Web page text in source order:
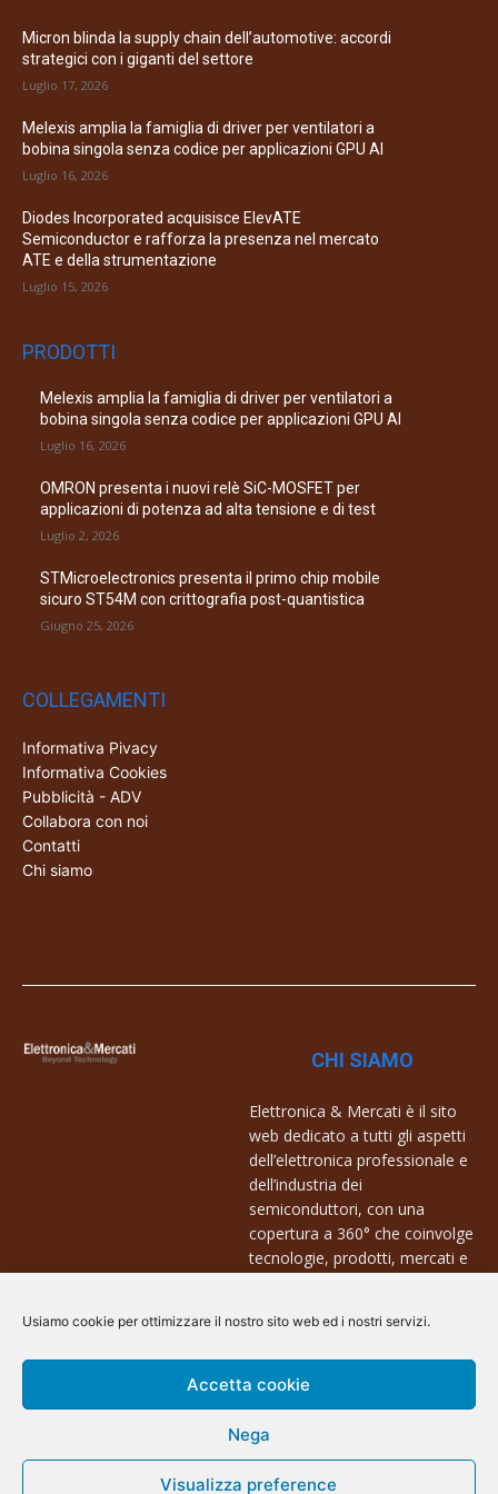
Usiamo cookie per ottimizzare il nostro sito web ed i nostri servizi.
Accetta cookie
Nega
Visualizza preference
Micron blinda la supply chain dell’automotive: accordi
strategici con i giganti del settore
Luglio 17, 2026
Melexis amplia la famiglia di driver per ventilatori a
bobina singola senza codice per applicazioni GPU AI
Luglio 16, 2026
Diodes Incorporated acquisisce ElevATE
Semiconductor e rafforza la presenza nel mercato
ATE e della strumentazione
Luglio 15, 2026
PRODOTTI
Melexis amplia la famiglia di driver per ventilatori a
bobina singola senza codice per applicazioni GPU AI
Luglio 16, 2026
OMRON presenta i nuovi relè SiC-MOSFET per
applicazioni di potenza ad alta tensione e di test
Luglio 2, 2026
STMicroelectronics presenta il primo chip mobile
sicuro ST54M con crittografia post-quantistica
Giugno 25, 2026
COLLEGAMENTI
Informativa Pivacy
Informativa Cookies
Pubblicità - ADV
Collabora con noi
Contatti
Chi siamo
CHI SIAMO
Elettronica & Mercati è il sito
web dedicato a tutti gli aspetti
dell’elettronica professionale e
dell’industria dei
semiconduttori, con una
copertura a 360° che coinvolge
tecnologie, prodotti, mercati e
Contatti:
info@arscommunication.it
@ArsCommunication 2023